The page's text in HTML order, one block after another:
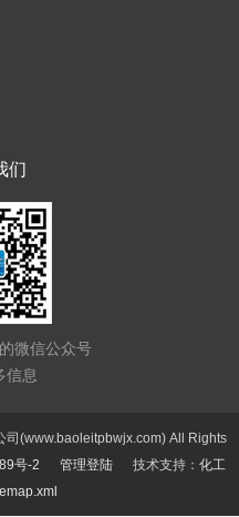
们
微信公众号
信息
司(www.baoleitpbwjx.com) All Rights
号-2 管理登陆 技术支持： 化工